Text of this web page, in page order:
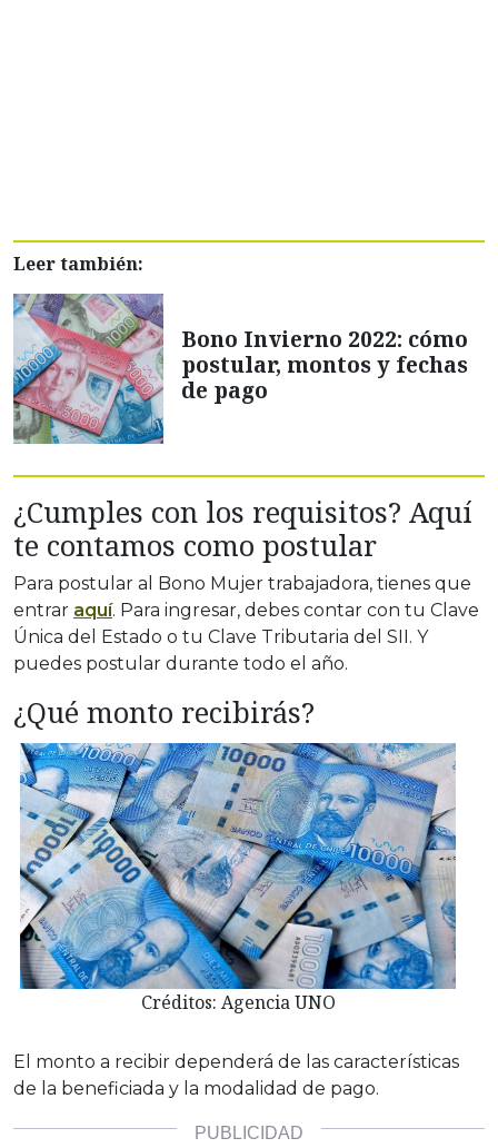
Leer también:
Bono Invierno 2022: cómo
postular, montos y fechas
de pago
¿Cumples con los requisitos? Aquí
te contamos como postular
Para postular al Bono Mujer trabajadora, tienes que
entrar aquí. Para ingresar, debes contar con tu Clave
Única del Estado o tu Clave Tributaria del SII. Y
puedes postular durante todo el año.
¿Qué monto recibirás?
Créditos: Agencia UNO
El monto a recibir dependerá de las características
de la beneficiada y la modalidad de pago.